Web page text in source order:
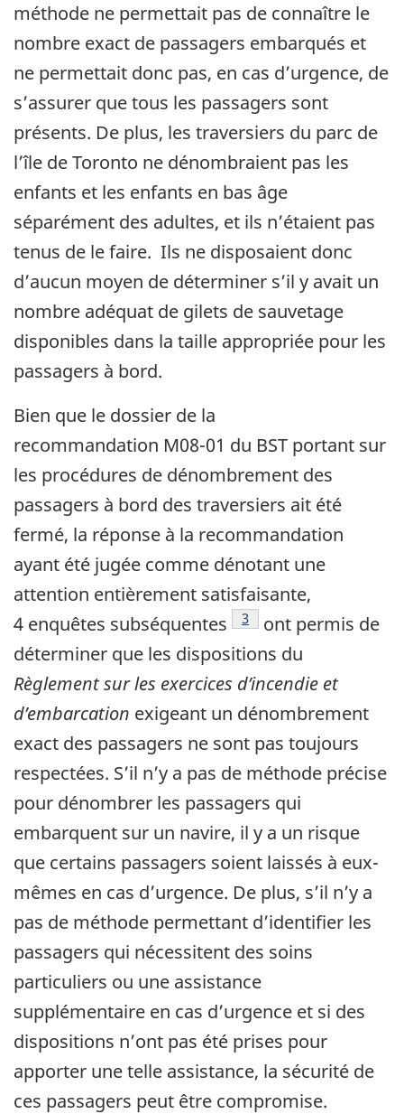
méthode ne permettait pas de connaître le
nombre exact de passagers embarqués et
ne permettait donc pas, en cas d’urgence, de
s’assurer que tous les passagers sont
présents. De plus, les traversiers du parc de
l’île de Toronto ne dénombraient pas les
enfants et les enfants en bas âge
séparément des adultes, et ils n’étaient pas
tenus de le faire. Ils ne disposaient donc
d’aucun moyen de déterminer s’il y avait un
nombre adéquat de gilets de sauvetage
disponibles dans la taille appropriée pour les
passagers à bord.
Bien que le dossier de la
recommandation M08-01 du BST portant sur
les procédures de dénombrement des
passagers à bord des traversiers ait été
fermé, la réponse à la recommandation
ayant été jugée comme dénotant une
attention entièrement satisfaisante,
4 enquêtes subséquentes
3
ont permis de
déterminer que les dispositions du
Règlement sur les exercices d’incendie et
d’embarcation exigeant un dénombrement
exact des passagers ne sont pas toujours
respectées. S’il n’y a pas de méthode précise
pour dénombrer les passagers qui
embarquent sur un navire, il y a un risque
que certains passagers soient laissés à eux-
mêmes en cas d’urgence. De plus, s’il n’y a
pas de méthode permettant d’identifier les
passagers qui nécessitent des soins
particuliers ou une assistance
supplémentaire en cas d’urgence et si des
dispositions n’ont pas été prises pour
apporter une telle assistance, la sécurité de
ces passagers peut être compromise.